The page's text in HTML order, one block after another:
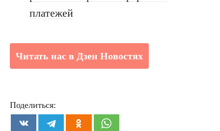
платежей
Читать нас в Дзен Новостях
Поделиться: